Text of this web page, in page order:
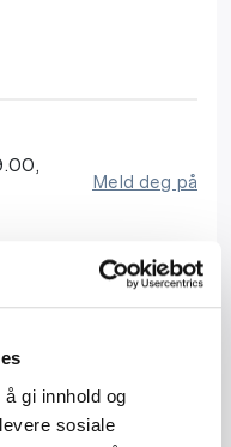
gi innhold og
sosiale
fagdag for
Meld deg på